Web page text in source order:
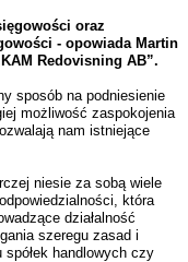
oraz
- opowiada Martin
Redovisning AB”.
sposób na podniesienie
możliwość zaspokojenia
nam istniejące
niesie za sobą wiele
która
działalność
szeregu zasad i
handlowych czy